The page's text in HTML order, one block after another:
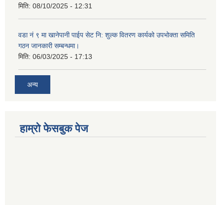
मिति: 08/10/2025 - 12:31
वडा नं ९ मा खानेपानी पाईप सेट नि: शुल्क वितरण कार्यको उपभोक्ता समिति
गठन जानकारी सम्बन्धमा।
मिति: 06/03/2025 - 17:13
अन्य
हाम्राे फेसबुक पेज